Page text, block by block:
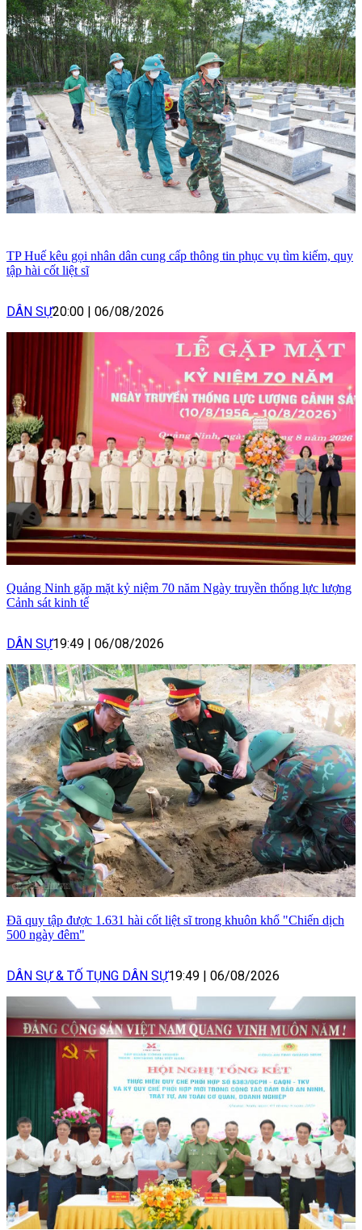
TP Huế kêu gọi nhân dân cung cấp thông tin phục vụ tìm kiếm, quy
tập hài cốt liệt sĩ
DÂN SỰ20:00 06/08/2026
Quảng Ninh gặp mặt kỷ niệm 70 năm Ngày truyền thống lực lượng
Cảnh sát kinh tế
DÂN SỰ19:49 06/08/2026
Đã quy tập được 1.631 hài cốt liệt sĩ trong khuôn khổ "Chiến dịch
500 ngày đêm"
DÂN SỰ & TỐ TỤNG DÂN SỰ19:49 06/08/2026